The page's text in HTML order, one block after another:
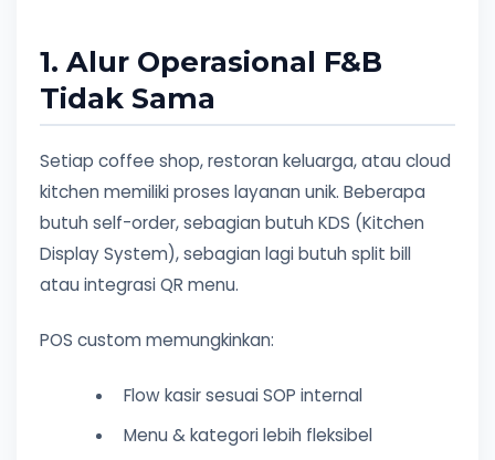
1. Alur Operasional F&B
Tidak Sama
Setiap coffee shop, restoran keluarga, atau cloud
kitchen memiliki proses layanan unik. Beberapa
butuh self-order, sebagian butuh KDS (Kitchen
Display System), sebagian lagi butuh split bill
atau integrasi QR menu.
POS custom memungkinkan:
Flow kasir sesuai SOP internal
Menu & kategori lebih fleksibel